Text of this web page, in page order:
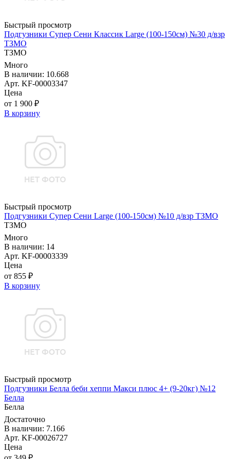
Быстрый просмотр
Подгузники Супер Сени Классик Large (100-150см) №30 д/взр
ТЗМО
ТЗМО
Много
В наличии: 10.668
Арт. KF-00003347
Цена
от 1 900 ₽
В корзину
Быстрый просмотр
Подгузники Супер Сени Large (100-150см) №10 д/взр ТЗМО
ТЗМО
Много
В наличии: 14
Арт. KF-00003339
Цена
от 855 ₽
В корзину
Быстрый просмотр
Подгузники Белла беби хеппи Макси плюс 4+ (9-20кг) №12
Белла
Белла
Достаточно
В наличии: 7.166
Арт. KF-00026727
Цена